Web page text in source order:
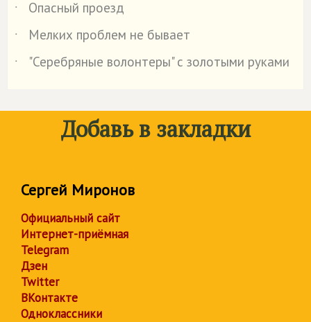
˙
Опасный проезд
˙
Мелких проблем не бывает
˙
"Серебряные волонтеры" с золотыми руками
Добавь в закладки
Сергей Миронов
Официальный сайт
Интернет-приёмная
Telegram
Дзен
Twitter
ВКонтакте
Одноклассники